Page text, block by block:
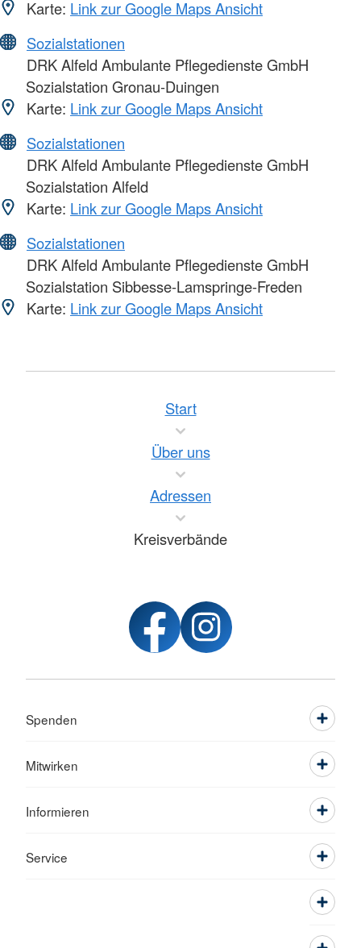
Karte: Link zur Google Maps Ansicht
Sozialstationen
DRK Alfeld Ambulante Pflegedienste GmbH
Sozialstation Gronau-Duingen
Karte: Link zur Google Maps Ansicht
Sozialstationen
DRK Alfeld Ambulante Pflegedienste GmbH
Sozialstation Alfeld
Karte: Link zur Google Maps Ansicht
Sozialstationen
DRK Alfeld Ambulante Pflegedienste GmbH
Sozialstation Sibbesse-Lamspringe-Freden
Karte: Link zur Google Maps Ansicht
Start
Über uns
Adressen
Kreisverbände
Spenden
Mitwirken
Informieren
Service